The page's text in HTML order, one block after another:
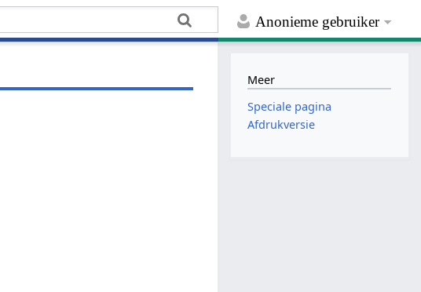
Anonieme gebruiker
Meer
Speciale pagina
Afdrukversie